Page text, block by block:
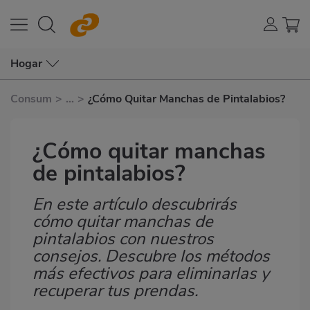
Hogar
Consum > ... > ¿Cómo Quitar Manchas de Pintalabios?
¿Cómo quitar manchas
de pintalabios?
Subtítulo
En este artículo descubrirás
cómo quitar manchas de
pintalabios con nuestros
consejos. Descubre los métodos
más efectivos para eliminarlas y
recuperar tus prendas.